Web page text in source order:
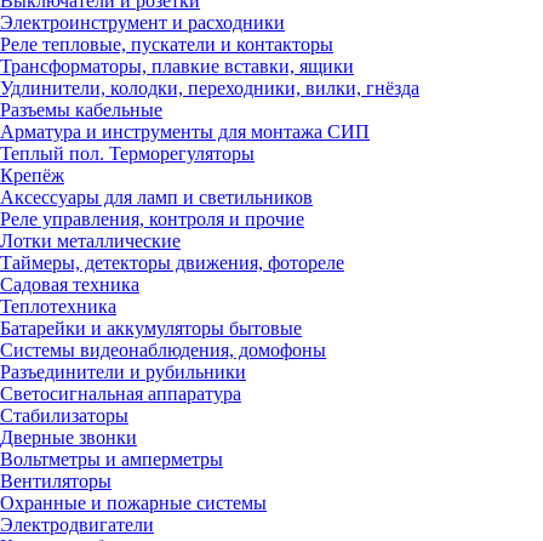
Электроинструмент и расходники
Реле тепловые, пускатели и контакторы
Трансформаторы, плавкие вставки, ящики
Удлинители, колодки, переходники, вилки, гнёзда
Разъемы кабельные
Арматура и инструменты для монтажа СИП
Теплый пол. Терморегуляторы
Крепёж
Аксессуары для ламп и светильников
Реле управления, контроля и прочие
Лотки металлические
Таймеры, детекторы движения, фотореле
Садовая техника
Теплотехника
Батарейки и аккумуляторы бытовые
Системы видеонаблюдения, домофоны
Разъединители и рубильники
Светосигнальная аппаратура
Стабилизаторы
Дверные звонки
Вольтметры и амперметры
Вентиляторы
Охранные и пожарные системы
Электродвигатели